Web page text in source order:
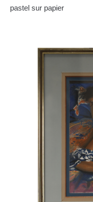
pastel sur papier